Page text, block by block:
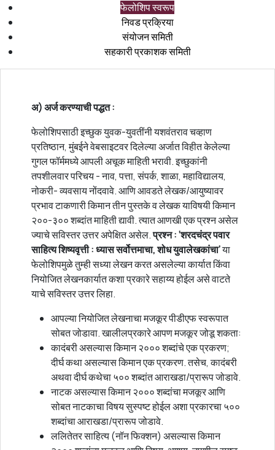
फेलोशिप स्वरूप
निवड प्रक्रिया
संयोजन समिती
सहकारी प्रकाशक समिती
अ) अर्ज करण्याची पद्धत :
फेलोशिपसाठी इच्छुक युवक-युवतींनी यशवंतराव चव्हाण
प्रतिष्ठान, मुंबईने वेबसाइटवर दिलेल्या अर्जात विहीत केलेल्या
गुगल फॉर्ममध्ये आपली अचूक माहिती भरावी. इच्छुकांनी
तपशीलवार परिचय - नाव, पत्ता, संपर्क, शाळा, महाविद्यालय,
नोकरी- व्यवसाय नोंदवावे. आणि आवडते लेखक/आयुष्यावर
प्रभाव टाकणारी किमान तीन पुस्तके व लेखक याविषयी किमान
२००-३०० शब्दांत माहिती द्यावी. त्यात आणखी एक प्रश्न असेल
ज्याचे सविस्तर उत्तर अपेक्षित असेल.प्रश्न : ‘शरदचंद्र पवार
साहित्य शिष्यवृत्ती : ध्यास सर्वोत्तमाचा, शोध युवालेखकांचा’या
फेलोशिपमुळे तुम्ही सध्या लेखन करत असलेल्या कार्यात किंवा
नियोजित लेखनकार्यात कशा प्रकारे सहाय्य होईल असे वाटते
याचे सविस्तर उत्तर लिहा.
आपल्या नियोजित लेखनाचा मजकूर पीडीएफ स्वरूपात
सोबत जोडावा. खालीलप्रकारे आपण मजकूर जोडू शकता:
कादंबरी असल्यास किमान २००० शब्दांचे एक प्रकरण;
दीर्घ कथा असल्यास किमान एक प्रकरण. तसेच, कादंबरी
अथवा दीर्घ कथेचा ५०० शब्दांत आराखडा/प्रारूप जोडावे.
नाटक असल्यास किमान २००० शब्दांचा मजकूर आणि
सोबत नाटकाचा विषय सुस्पष्ट होईल अशा प्रकारचा ५००
शब्दांचा आराखडा/प्रारूप जोडावे.
ललितेतर साहित्य (नॉन फिक्शन) असल्यास किमान